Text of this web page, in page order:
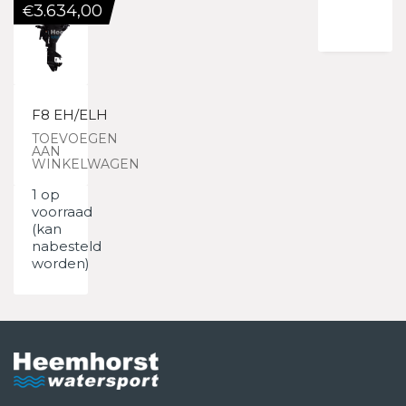
F8 EH/ELH
TOEVOEGEN
AAN
WINKELWAGEN
€3.634,00
1 op
voorraad
(kan
nabesteld
worden)